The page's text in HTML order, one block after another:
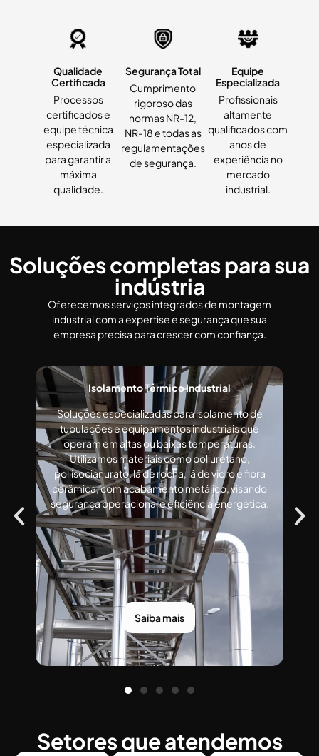
Qualidade
Certificada
Processos
certificados e
equipe técnica
especializada
para garantir a
máxima
qualidade.
Segurança Total
Cumprimento
rigoroso das
normas NR-12,
NR-18 e todas as
regulamentações
de segurança.
Equipe
Especializada
Profissionais
altamente
qualificados com
anos de
experiência no
mercado
industrial.
Soluções completas para sua
indústria
Oferecemos serviços integrados de montagem
industrial com a expertise e segurança que sua
empresa precisa para crescer com confiança.
Isolamento Térmico Industrial
Soluções especializadas para isolamento de
tubulações e equipamentos industriais que
operam em altas ou baixas temperaturas.
Utilizamos materiais como poliuretano,
poliisocianurato, lã de rocha, lã de vidro e fibra
cerâmica, com acabamento metálico, visando
segurança operacional e eficiência energética.
Saiba mais
Setores que atendemos